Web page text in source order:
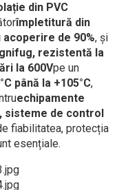
din PVC
împletitură din
de 90%, și
rezistentă la
la 600Vpe un
până la +105°C,
echipamente
sisteme de control
fiabilitatea, protecția
esențiale.